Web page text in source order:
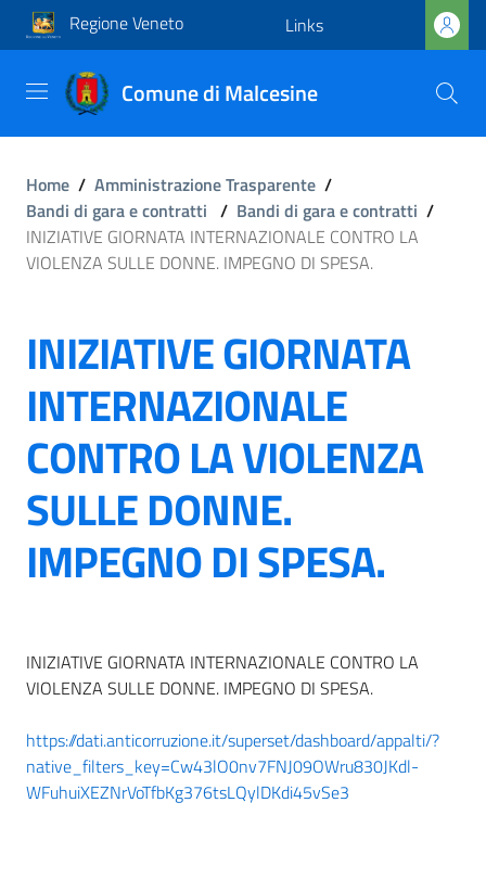
Regione Veneto Links
Comune di Malcesine
Home / Amministrazione Trasparente /
Bandi di gara e contratti / Bandi di gara e contratti /
INIZIATIVE GIORNATA INTERNAZIONALE CONTRO LA
VIOLENZA SULLE DONNE. IMPEGNO DI SPESA.
INIZIATIVE GIORNATA
INTERNAZIONALE
CONTRO LA VIOLENZA
SULLE DONNE.
IMPEGNO DI SPESA.
INIZIATIVE GIORNATA INTERNAZIONALE CONTRO LA
VIOLENZA SULLE DONNE. IMPEGNO DI SPESA.
https://dati.anticorruzione.it/superset/dashboard/appalti/?
native_filters_key=Cw43lO0nv7FNJ09OWru830JKdl-
WFuhuiXEZNrVoTfbKg376tsLQylDKdi45vSe3